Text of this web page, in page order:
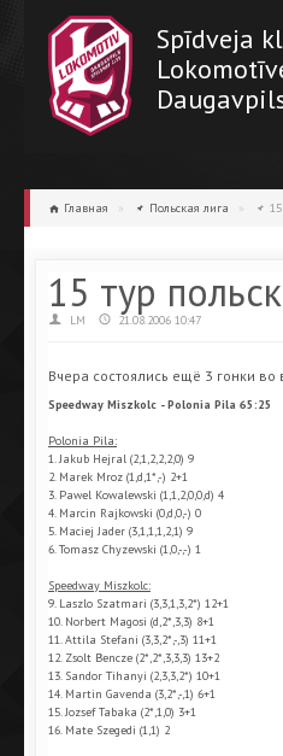
Spīdveja
Главная » Польская лига »
15 тур
LM 21.08.2006 10:47
Вчера состоялись ещё 3 гонки во
Speedway Miszkolc - Polonia Pila 65:25
Polonia Pila:
1. Jakub Hejral (2,1,2,2,2,0) 9
2. Marek Mroz (1,d,1*,-) 2+1
3. Pawel Kowalewski (1,1,2,0,0,d) 4
4. Marcin Rajkowski (0,d,0,-) 0
5. Maciej Jader (3,1,1,1,2,1) 9
6. Tomasz Chyzewski (1,0,-,-) 1
Speedway Miszkolc:
9. Laszlo Szatmari (3,3,1,3,2*) 12+1
10. Norbert Magosi (d,2*,3,3) 8+1
11. Attila Stefani (3,3,2*,-,3) 11+1
12. Zsolt Bencze (2*,2*,3,3,3) 13+2
13. Sandor Tihanyi (2,3,3,2*) 10+1
14. Martin Gavenda (3,2*,-,1) 6+1
15. Jozsef Tabaka (2*,1,0) 3+1
16. Mate Szegedi (1,1) 2